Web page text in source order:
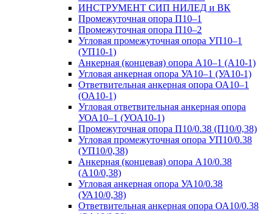
ИНСТРУМЕНТ СИП НИЛЕД и ВК
Промежуточная опора П10–1
Промежуточная опора П10–2
Угловая промежуточная опора УП10–1
(УП10-1)
Анкерная (концевая) опора А10–1 (А10-1)
Угловая анкерная опора УА10–1 (УА10-1)
Ответвительная анкерная опора ОА10–1
(ОА10-1)
Угловая ответвительная анкерная опора
УОА10–1 (УОА10-1)
Промежуточная опора П10/0.38 (П10/0,38)
Угловая промежуточная опора УП10/0.38
(УП10/0,38)
Анкерная (концевая) опора А10/0.38
(А10/0,38)
Угловая анкерная опора УА10/0.38
(УА10/0,38)
Ответвительная анкерная опора ОА10/0.38